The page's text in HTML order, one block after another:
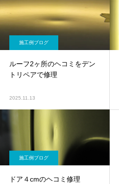
施工例ブログ
ルーフ2ヶ所のヘコミをデン
トリペアで修理
2025.11.13
施工例ブログ
ドア４cmのヘコミ修理